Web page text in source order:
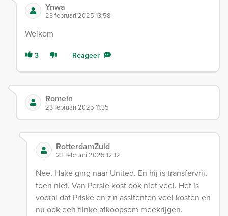
Ynwa
23 februari 2025 13:58
Welkom
3 Reageer
Romein
23 februari 2025 11:35
RotterdamZuid
23 februari 2025 12:12
Nee, Hake ging naar United. En hij is transfervrij,
toen niet. Van Persie kost ook niet veel. Het is
vooral dat Priske en z'n assitenten veel kosten en
nu ook een flinke afkoopsom meekrijgen.